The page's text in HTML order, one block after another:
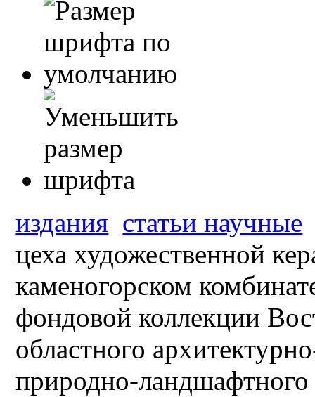
издания статьи научные
цеха художественной
каменогорском
фондовой коллекции
областного
природно-ландшафтного